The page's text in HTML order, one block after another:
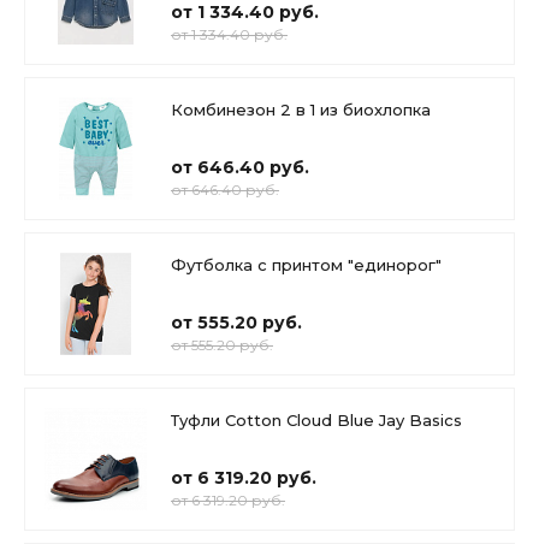
от 1 334.40 руб.
от 1 334.40 руб.
Комбинезон 2 в 1 из биохлопка
от 646.40 руб.
от 646.40 руб.
Футболка с принтом "единорог"
от 555.20 руб.
от 555.20 руб.
Туфли Cotton Cloud Blue Jay Basics
от 6 319.20 руб.
от 6 319.20 руб.